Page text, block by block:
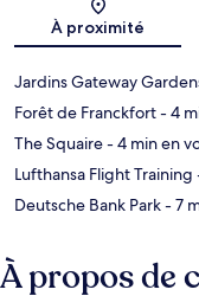
À proximité
Jardins Gateway
Forêt de Franckfort- 4
The Squaire- 4 min en
Lufthansa Flight Training
Deutsche Bank Park- 7
À propos de